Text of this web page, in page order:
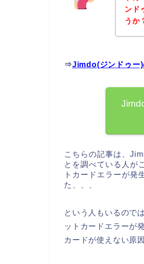
ンド
うか
⇒Jimdo(ジンドゥー)
こちらの記事は、
とを調べている人が
トカードエラーが発
た、、、
という人もいるので
ットカードエラーが
カードが使えない原